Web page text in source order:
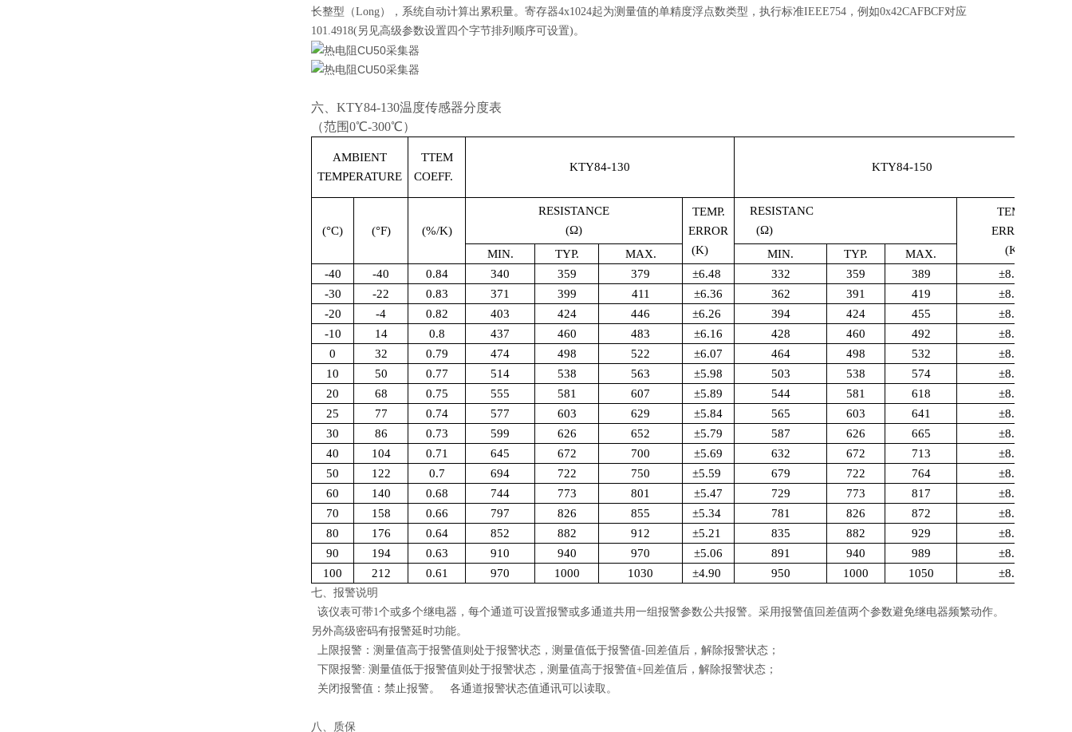
长整型（Long），系统自动计算出累积量。寄存器4x1024起为测量值的单精度浮点数类型，执行标准IEEE754，例如0x42CAFBCF对应
101.4918(另见高级参数设置四个字节排列顺序可设置)。
六、KTY84-130温度传感器分度表
（范围0℃-300℃）
AMBIENT
TEMPERATURE
TTEM
COEFF.
KTY84-130 KTY84-150
(°C) (°F) (%/K)
RESISTANCE
(Ω)
TEMP.
ERROR
(K)
RESISTANC
(Ω)
TEMP.
ERROR.
(K)
MIN. TYP. MAX. MIN. TYP.
MAX.
-40
-40 0.84 340 359 379 ±6.48 332 359 389 ±8.85
-30
-22 0.83 371 399 411 ±6.36 362 391 419 ±8.76
-20
-4 0.82 403 424 446 ±6.26 394 424 455 ±8.70
-10
14 0.8 437 460 483 ±6.16 428 460 492 ±8.65
0
32 0.79 474 498 522 ±6.07 464 498 532 ±8.61
10
50 0.77 514 538 563 ±5.98 503 538 574 ±8.58
20
68 0.75 555 581 607 ±5.89 544 581 618 ±8.55
25
77 0.74 577 603 629 ±5.84 565 603 641 ±8.54
30
86 0.73 599 626 652 ±5.79 587 626 665 ±8.53
40
104 0.71 645 672 700 ±5.69 632 672 713 ±8.50
50
122 0.7 694 722 750 ±5.59 679 722 764 ±8.46
60
140 0.68 744 773 801 ±5.47 729 773 817 ±8.42
70
158 0.66 797 826 855 ±5.34 781 826 872 ±8.37
80
176 0.64 852 882 912 ±5.21 835 882 929 ±8.31
90
194 0.63 910 940 970 ±5.06 891 940 989 ±8.25
100
212 0.61 970 1000 1030 ±4.90 950 1000 1050 ±8.17
七、报警说明
该仪表可带1个或多个继电器，每个通道可设置报警或多通道共用一组报警参数公共报警。采用报警值回差值两个参数避免继电器频繁动作。
另外高级密码有报警延时功能。
上限报警：测量值高于报警值则处于报警状态，测量值低于报警值-回差值后，解除报警状态；
下限报警: 测量值低于报警值则处于报警状态，测量值高于报警值+回差值后，解除报警状态；
关闭报警值：禁止报警。 各通道报警状态值通讯可以读取。
八、质保